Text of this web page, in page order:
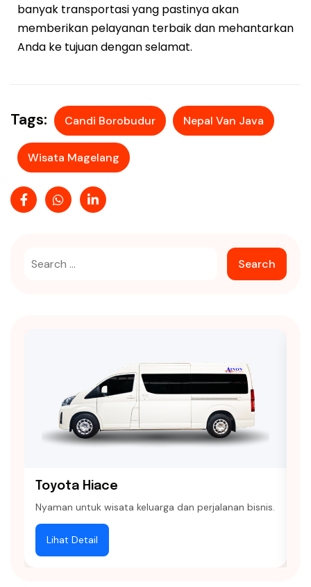
banyak transportasi yang pastinya akan
memberikan pelayanan terbaik dan mehantarkan
Anda ke tujuan dengan selamat.
Tags: Candi Borobudur Nepal Van Java
Wisata Magelang
Toyota Hiace
Nyaman untuk wisata keluarga dan perjalanan bisnis.
Lihat Detail